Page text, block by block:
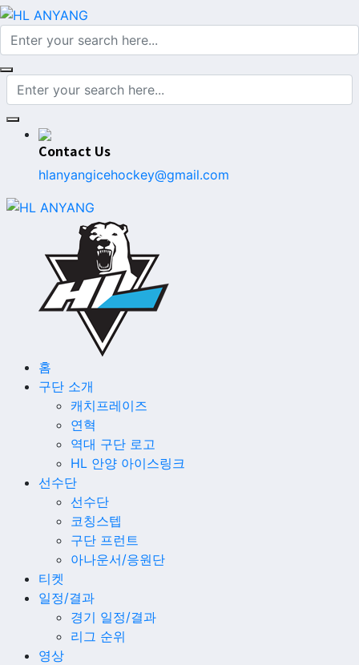
Contact Us
hlanyangicehockey@gmail.com
홈
구단 소개
캐치프레이즈
연혁
역대 구단 로고
HL 안양 아이스링크
선수단
선수단
코칭스텝
구단 프런트
아나운서/응원단
티켓
일정/결과
경기 일정/결과
리그 순위
영상